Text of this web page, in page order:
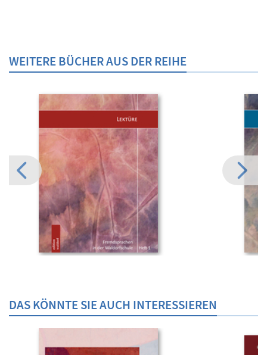
WEITERE BÜCHER AUS DER REIHE
DAS KÖNNTE SIE AUCH INTERESSIEREN